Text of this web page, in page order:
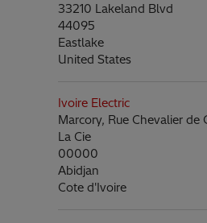
33210 Lakeland Blvd
44095
Eastlake
United States
Ivoire Electric
Marcory, Rue Chevalier de
La Cie
00000
Abidjan
Cote d'Ivoire